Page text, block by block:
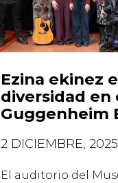
Ezina ekinez
diversidad en
Guggenheim
2 DICIEMBRE, 2025
El auditorio del